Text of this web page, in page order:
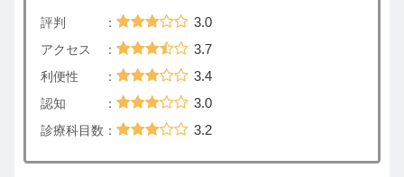
評判 ： 3.0
アクセス ： 3.7
利便性 ： 3.4
認知 ： 3.0
診療科目数： 3.2